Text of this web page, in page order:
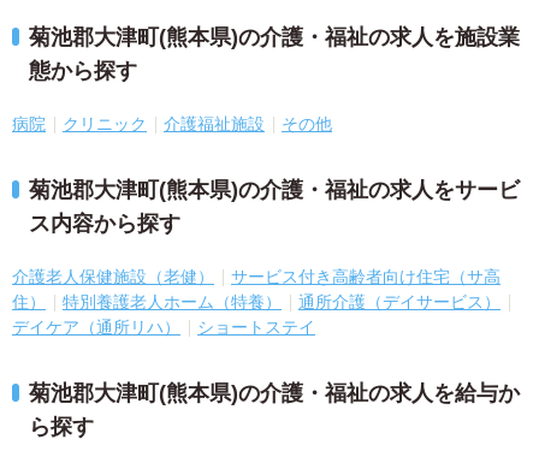
菊池郡大津町(熊本県)の介護・福祉の求人を施設業
態から探す
病院 クリニック 介護福祉施設 その他
菊池郡大津町(熊本県)の介護・福祉の求人をサービ
ス内容から探す
介護老人保健施設（老健）
サービス付き高齢者向け住宅（サ高
住）
特別養護老人ホーム（特養）
通所介護（デイサービス）
デイケア（通所リハ）
ショートステイ
菊池郡大津町(熊本県)の介護・福祉の求人を給与か
ら探す